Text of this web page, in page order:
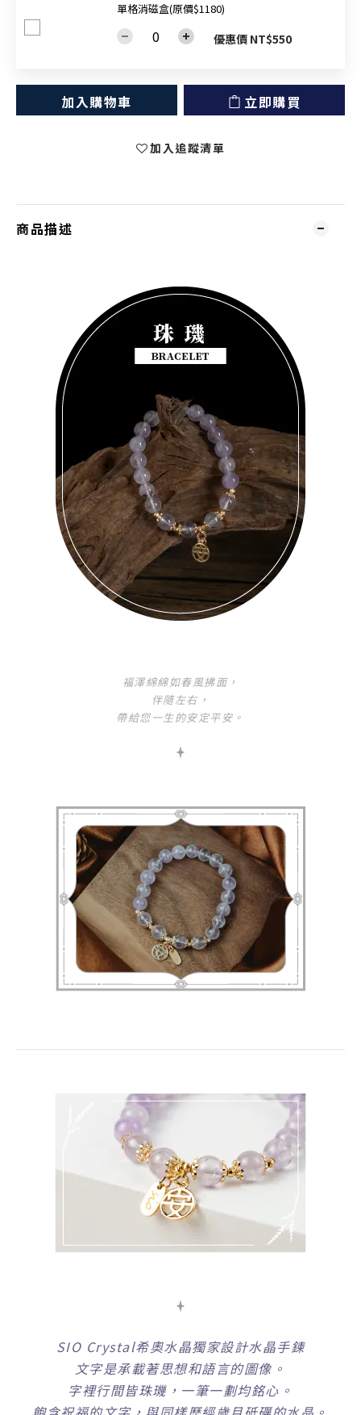
單格消磁盒(原價$1180)
優惠價 NT$550
加入購物車 立即購買
加入追蹤清單
商品描述
福澤綿綿如春風拂面，
伴隨左右，
帶給您一生的安定平安。
SIO Crystal希奧水晶獨家設計水晶手鍊
文字是承載著思想和語言的圖像。
字裡行間皆珠璣，一筆一劃均銘心。